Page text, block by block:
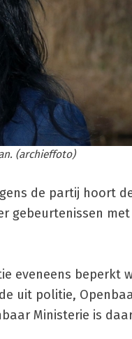
(archieffoto)
de partij hoort
gebeurtenissen
eveneens beperkt
uit politie,
Ministerie is